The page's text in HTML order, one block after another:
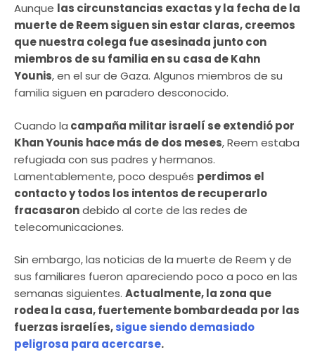
Aunque las circunstancias exactas y la fecha de la
muerte de Reem siguen sin estar claras, creemos
que nuestra colega fue asesinada junto con
miembros de su familia en su casa de Kahn
Younis, en el sur de Gaza. Algunos miembros de su
familia siguen en paradero desconocido.
Cuando la campaña militar israelí se extendió por
Khan Younis hace más de dos meses, Reem estaba
refugiada con sus padres y hermanos.
Lamentablemente, poco después perdimos el
contacto y todos los intentos de recuperarlo
fracasarondebido al corte de las redes de
telecomunicaciones.
Sin embargo, las noticias de la muerte de Reem y de
sus familiares fueron apareciendo poco a poco en las
semanas siguientes. Actualmente, la zona que
rodea la casa, fuertemente bombardeada por las
fuerzas israelíes,sigue siendo demasiado
peligrosa para acercarse.